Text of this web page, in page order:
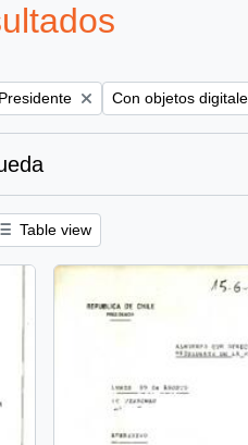
Remove filter:
Con objetos
Table view